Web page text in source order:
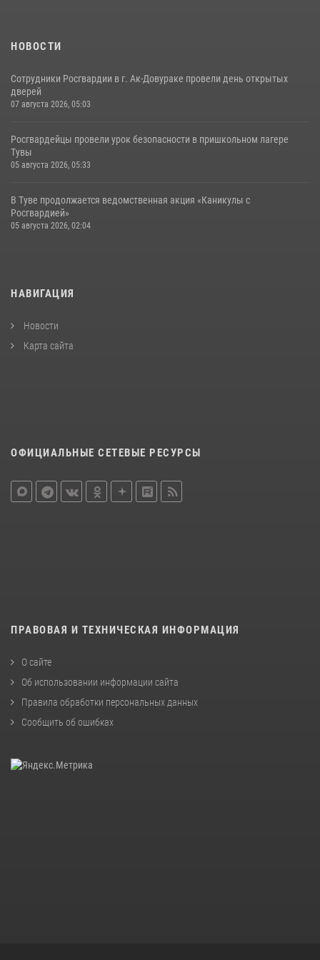
НОВОСТИ
Сотрудники Росгвардии в г. Ак-Довураке провели день открытых
дверей
07 августа 2026, 05:03
Росгвардейцы провели урок безопасности в пришкольном лагере
Тувы
05 августа 2026, 05:33
В Туве продолжается ведомственная акция «Каникулы с
Росгвардией»
05 августа 2026, 02:04
НАВИГАЦИЯ
Новости
Карта сайта
ОФИЦИАЛЬНЫЕ СЕТЕВЫЕ РЕСУРСЫ
ПРАВОВАЯ И ТЕХНИЧЕСКАЯ ИНФОРМАЦИЯ
О сайте
Об использовании информации сайта
Правила обработки персональных данных
Сообщить об ошибках